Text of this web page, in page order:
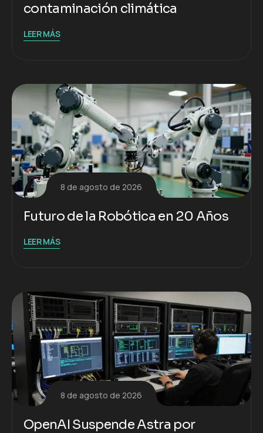
contaminación climática
LEER MÁS
8 de agosto de 2026
Futuro de la Robótica en 20 Años
LEER MÁS
8 de agosto de 2026
OpenAI Suspende Astra por